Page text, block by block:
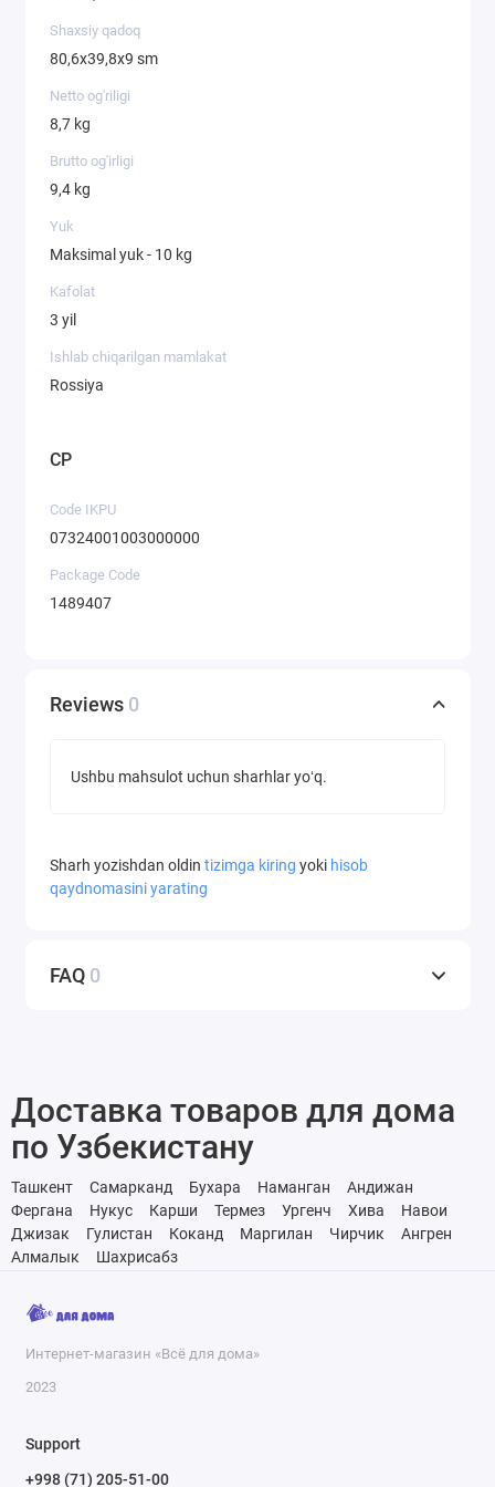
Shaxsiy qadoq
80,6х39,8х9 sm
Netto og'riligi
8,7 kg
Brutto og'irligi
9,4 kg
Yuk
Maksimal yuk - 10 kg
Kafolat
3 yil
Ishlab chiqarilgan mamlakat
Rossiya
CP
Code IKPU
07324001003000000
Package Code
1489407
Reviews 0
Ushbu mahsulot uchun sharhlar yoʻq.
Sharh yozishdan oldin tizimga kiring yoki hisob
qaydnomasini yarating
FAQ 0
Доставка товаров для дома
по Узбекистану
Ташкент Самарканд Бухара Наманган
Андижан
Фергана
Нукус Карши Термез Ургенч Хива
Навои
Джизак
Гулистан Коканд Маргилан Чирчик
Ангрен
Алмалык
Шахрисабз
Интернет-магазин «Всё для дома»
2023
Support
+998 (71) 205-51-00